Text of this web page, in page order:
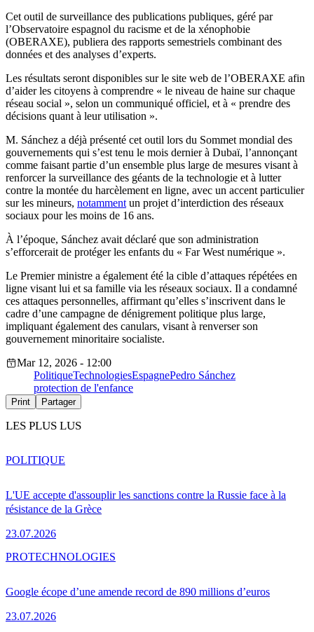
Cet outil de surveillance des publications publiques, géré par
l’Observatoire espagnol du racisme et de la xénophobie
(OBERAXE), publiera des rapports semestriels combinant des
données et des analyses d’experts.
Les résultats seront disponibles sur le site web de l’OBERAXE afin
d’aider les citoyens à comprendre « le niveau de haine sur chaque
réseau social », selon un communiqué officiel, et à « prendre des
décisions quant à leur utilisation ».
M. Sánchez a déjà présenté cet outil lors du Sommet mondial des
gouvernements qui s’est tenu le mois dernier à Dubaï, l’annonçant
comme faisant partie d’un ensemble plus large de mesures visant à
renforcer la surveillance des géants de la technologie et à lutter
contre la montée du harcèlement en ligne, avec un accent particulier
sur les mineurs, notamment un projet d’interdiction des réseaux
sociaux pour les moins de 16 ans.
À l’époque, Sánchez avait déclaré que son administration
s’efforcerait de protéger les enfants du « Far West numérique ».
Le Premier ministre a également été la cible d’attaques répétées en
ligne visant lui et sa famille via les réseaux sociaux. Il a condamné
ces attaques personnelles, affirmant qu’elles s’inscrivent dans le
cadre d’une campagne de dénigrement politique plus large,
impliquant également des canulars, visant à renverser son
gouvernement minoritaire socialiste.
Mar 12, 2026 - 12:00
PolitiqueTechnologiesEspagnePedro Sánchez
protection de l'enfance
Print Partager
LES PLUS LUS
L'UE accepte d'assouplir les sanctions contre la Russie face à la
résistance de la Grèce
23.07.2026
POLITIQUE
Google écope d’une amende record de 890 millions d’euros
23.07.2026
PROTECHNOLOGIES